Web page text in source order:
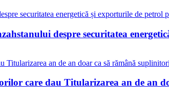
despre securitatea
care dau Titularizarea an de an